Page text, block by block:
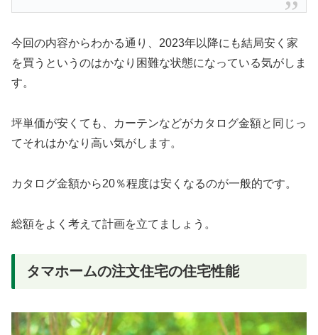
今回の内容からわかる通り、2023年以降にも結局安く家
を買うというのはかなり困難な状態になっている気がしま
す。
坪単価が安くても、カーテンなどがカタログ金額と同じっ
てそれはかなり高い気がします。
カタログ金額から20％程度は安くなるのが一般的です。
総額をよく考えて計画を立てましょう。
タマホームの注文住宅の住宅性能